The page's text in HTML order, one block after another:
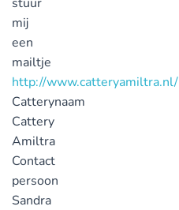
mij
een
mailtje
http://www.catteryamiltra.nl/
Catterynaam
Cattery
Amiltra
Contact
persoon
Sandra